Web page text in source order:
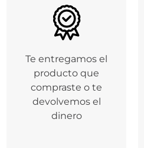
Te entregamos el
producto que
compraste o te
devolvemos el
dinero